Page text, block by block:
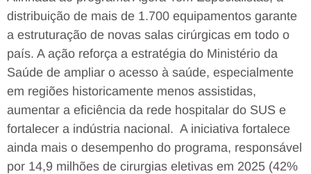
distribuição de mais de 1.700 equipamentos garante
a estruturação de novas salas cirúrgicas em todo o
país. A ação reforça a estratégia do Ministério da
Saúde de ampliar o acesso à saúde, especialmente
em regiões historicamente menos assistidas,
aumentar a eficiência da rede hospitalar do SUS e
fortalecer a indústria nacional. A iniciativa fortalece
ainda mais o desempenho do programa, responsável
por 14,9 milhões de cirurgias eletivas em 2025 (42%